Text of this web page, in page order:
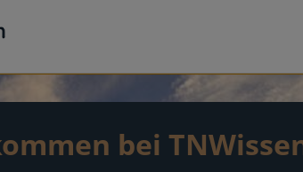
bei